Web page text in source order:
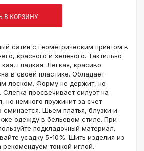
В КОРЗИНУ
сатин с геометрическим принтом в
красного и зеленого. Тактильно
гладкая. Легкая, красиво
в своей пластике. Обладает
лоском. Форму не держит, но
просвечивает силуэт на
но немного пружинит за счет
сминается. Шьем платья, блузки и
одежду в бельевом стиле. При
подкладочный материал.
усадку 5-10%. Шить изделия из
рекомендуем тонкой иглой.